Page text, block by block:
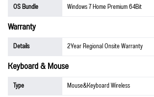
OS Bundle Windows 7 Home Premium 64Bit
Warranty
Details 2Year Regional Onsite Warranty
Keyboard & Mouse
Type Mouse&Keyboard Wireless